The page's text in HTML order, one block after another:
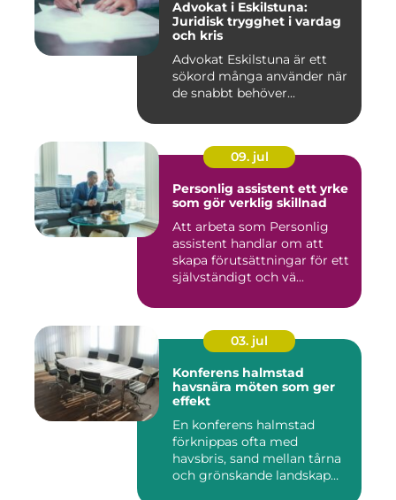
Advokat i Eskilstuna:
Juridisk trygghet i vardag
och kris
Advokat Eskilstuna är ett
sökord många använder när
de snabbt behöver...
09. jul
Personlig assistent ett yrke
som gör verklig skillnad
Att arbeta som Personlig
assistent handlar om att
skapa förutsättningar för ett
självständigt och vä...
03. jul
Konferens halmstad
havsnära möten som ger
effekt
En konferens halmstad
förknippas ofta med
havsbris, sand mellan tårna
och grönskande landskap